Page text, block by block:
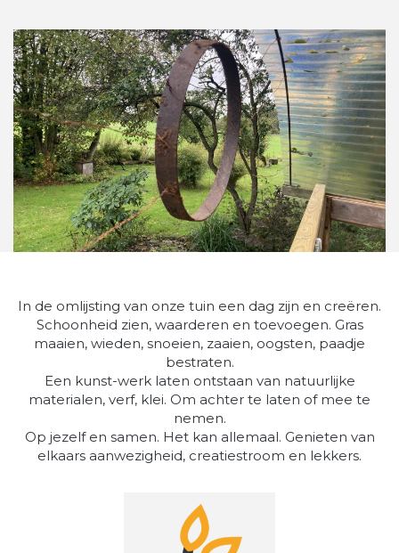
In de omlijsting van onze tuin een dag zijn en creëren.
Schoonheid zien, waarderen en toevoegen. Gras
maaien, wieden, snoeien, zaaien, oogsten, paadje
bestraten.
Een kunst-werk laten ontstaan van natuurlijke
materialen, verf, klei. Om achter te laten of mee te
nemen.
Op jezelf en samen. Het kan allemaal. Genieten van
elkaars aanwezigheid, creatiestroom en lekkers.